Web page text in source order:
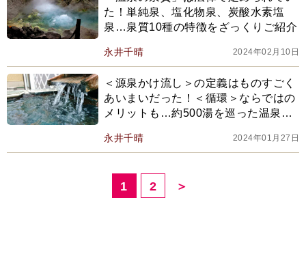
た！単純泉、塩化物泉、炭酸水素塩
泉…泉質10種の特徴をざっくりご紹介
永井千晴 2024年02月10日
＜源泉かけ流し＞の定義はものすごく
あいまいだった！＜循環＞ならではの
メリットも…約500湯を巡った温泉オ
方」
永井千晴 2024年01月27日
1 2 ＞